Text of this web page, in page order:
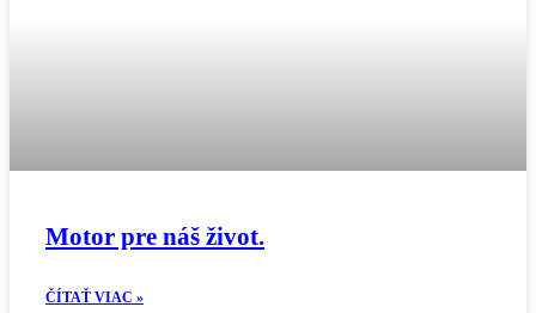
Motor pre náš život.
ČÍTAŤ VIAC »